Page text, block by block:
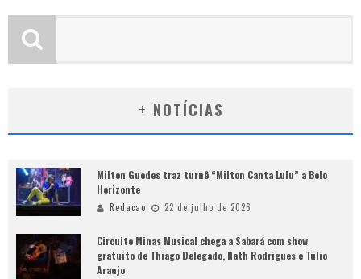
+ NOTÍCIAS
Milton Guedes traz turnê “Milton Canta Lulu” a Belo
Horizonte
Redacao 22 de julho de 2026
Circuito Minas Musical chega a Sabará com show
gratuito de Thiago Delegado, Nath Rodrigues e Tulio
Araujo